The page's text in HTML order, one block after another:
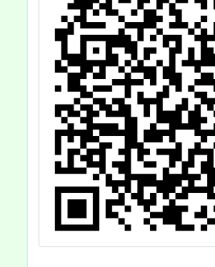
參與，並規劃進
行校外教學及其
團體參觀之參考
依據，請查照。